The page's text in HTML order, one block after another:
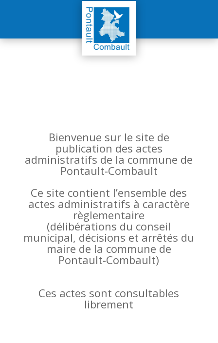
Bienvenue sur le site de
publication des actes
administratifs de la commune de
Pontault-Combault
Ce site contient l’ensemble des
actes administratifs à caractère
règlementaire
(délibérations du conseil
municipal, décisions et arrêtés du
maire de la commune de
Pontault-Combault)
Ces actes sont consultables
librement